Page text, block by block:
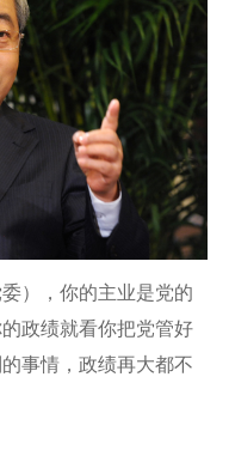
），你的主业是党的
政绩就看你把党管好
事情，政绩再大都不